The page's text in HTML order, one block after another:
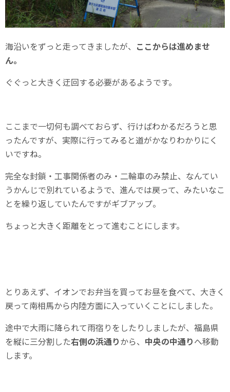
海沿いをずっと走ってきましたが、 ここからは進めませ
ん。
ぐぐっと大きく迂回する必要があるようです。
ここまで一切何も調べておらず、行けばわかるだろうと思
ったんですが、実際に行ってみると道がかなりわかりにく
いですね。
完全な封鎖・工事関係者のみ・二輪車のみ禁止、なんてい
うかんじで別れているようで、進んでは戻って、みたいなこ
とを繰り返していたんですがギブアップ。
ちょっと大きく距離をとって進むことにします。
とりあえず、イオンでお弁当を買ってお昼を食べて、大きく
戻って南相馬から内陸方面に入っていくことにしました。
途中で大雨に降られて雨宿りをしたりしましたが、福島県
を縦に三分割した右側の浜通りから、 中央の中通りへ移動
します。